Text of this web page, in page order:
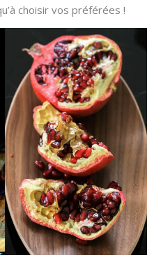
choisir vos préférées !